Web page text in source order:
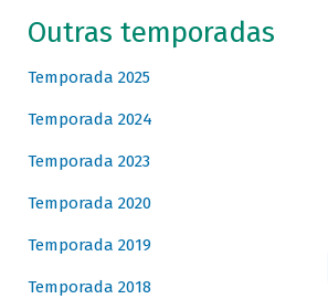
Outras temporadas
Temporada 2025
Temporada 2024
Temporada 2023
Temporada 2020
Temporada 2019
Temporada 2018